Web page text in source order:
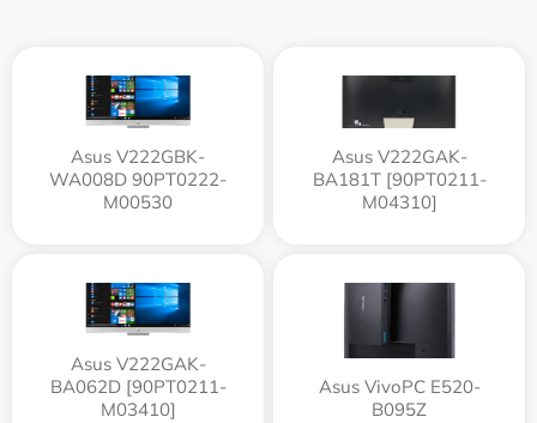
Asus V222GBK-
WA008D 90PT0222-
M00530
Asus V222GAK-
BA181T [90PT0211-
M04310]
Asus V222GAK-
BA062D [90PT0211-
M03410]
Asus VivoPC E520-
B095Z